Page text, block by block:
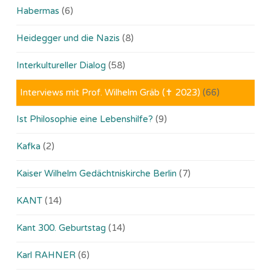
Habermas (6)
Heidegger und die Nazis (8)
Interkultureller Dialog (58)
Interviews mit Prof. Wilhelm Gräb (✝ 2023) (66)
Ist Philosophie eine Lebenshilfe? (9)
Kafka (2)
Kaiser Wilhelm Gedächtniskirche Berlin (7)
KANT (14)
Kant 300. Geburtstag (14)
Karl RAHNER (6)